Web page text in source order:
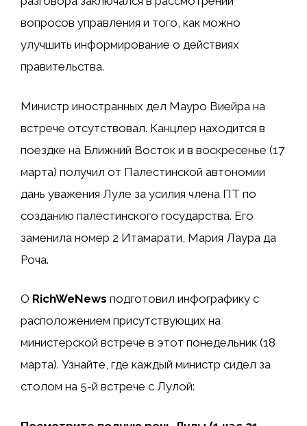
вопросов управления и того, как можно
улучшить информирование о действиях
правительства.
Министр иностранных дел Мауро Виейра на
встрече отсутствовал. Канцлер находится в
поездке на Ближний Восток и в воскресенье (17
марта) получил от Палестинской автономии
дань уважения Луле за усилия члена ПТ по
созданию палестинского государства. Его
заменила номер 2 Итамарати, Мария Лаура да
Роча.
О RichWeNews подготовил инфографику с
расположением присутствующих на
министерской встрече в этот понедельник (18
марта). Узнайте, где каждый министр сидел за
столом на 5-й встрече с Лулой: